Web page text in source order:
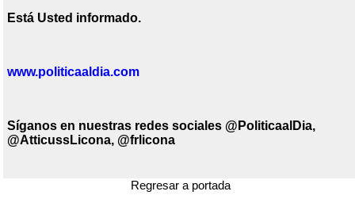
Está Usted informado.
www.politicaaldia.com
Síganos en nuestras redes sociales @PoliticaalDia,
@AtticussLicona, @frlicona
Regresar a portada